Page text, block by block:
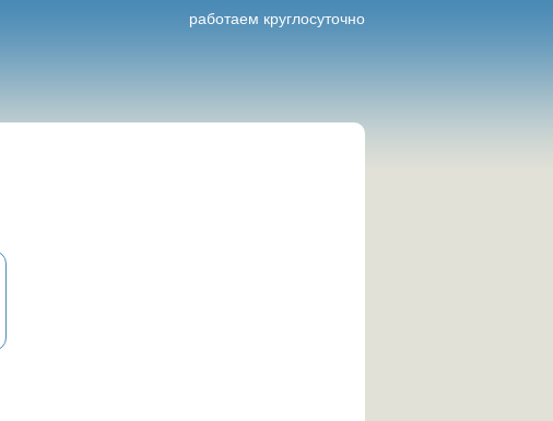
работаем круглосуточно